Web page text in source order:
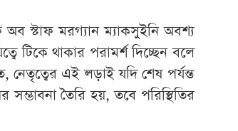
অব স্টাফ মরগ্যান ম্যাকসুইনি অবশ্য
টিকে থাকার পরামর্শ দিচ্ছেন বলে
নেতৃত্বের এই লড়াই যদি শেষ পর্যন্ত
সম্ভাবনা তৈরি হয়, তবে পরিস্থিতির